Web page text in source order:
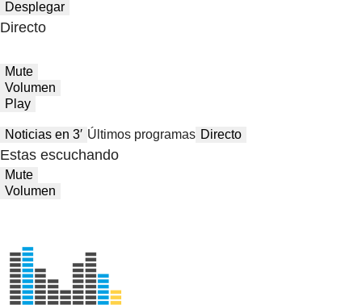
Desplegar
Directo
Mute
Volumen
Play
Noticias en 3′ Últimos programas Directo
Estas escuchando
Mute
Volumen